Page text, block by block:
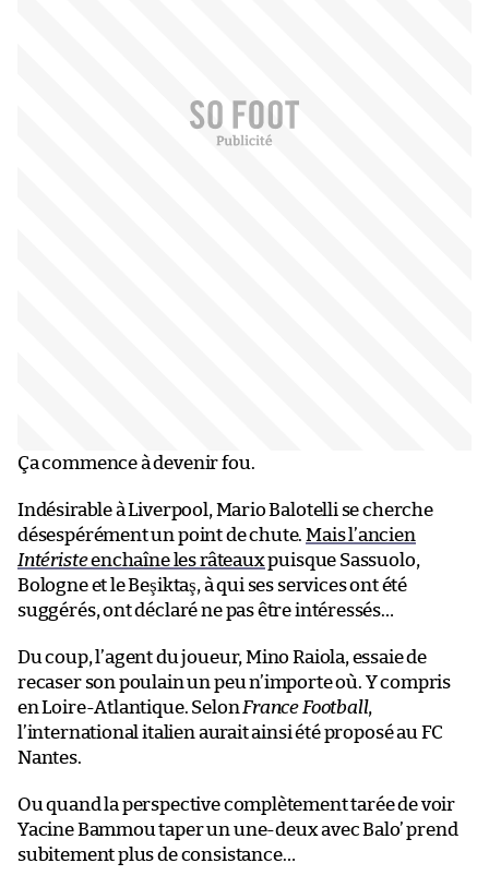
Ça commence à devenir fou.
Indésirable à Liverpool, Mario Balotelli se cherche
désespérément un point de chute.Mais l’ancien
Intéristeenchaîne les râteauxpuisque Sassuolo,
Bologne et le Beşiktaş, à qui ses services ont été
suggérés, ont déclaré ne pas être intéressés…
Du coup, l’agent du joueur, Mino Raiola, essaie de
recaser son poulain un peu n’importe où. Y compris
en Loire-Atlantique. Selon France Football,
l’international italien aurait ainsi été proposé au FC
Nantes.
Ou quand la perspective complètement tarée de voir
Yacine Bammou taper un une-deux avec Balo’ prend
subitement plus de consistance…